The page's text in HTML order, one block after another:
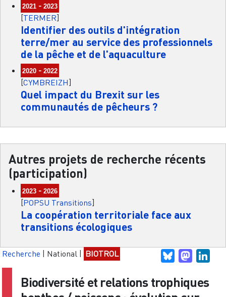
2021 -2023
[TERMER]
Identifier des outils d'intégration
terre/mer au service des professionnels
de la pêche et de l'aquaculture
2020 -2022
[CYMBREIZH]
Quel impact du Brexit sur les
communautés de pêcheurs ?
Autres projets de recherche récents
(participation)
2023 -2026
[POPSU Transitions]
La coopération territoriale face aux
transitions écologiques
Recherche National BIOTROL Bluesky
Biodiversité et relations trophiques